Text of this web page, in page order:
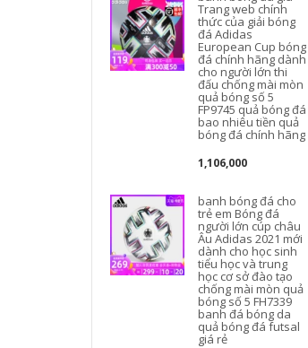
Trang web chính
thức của giải bóng
đá Adidas
European Cup bóng
đá chính hãng dành
cho người lớn thi
đấu chống mài mòn
quả bóng số 5
FP9745 quả bóng đá
bao nhiêu tiền quả
bóng đá chính hãng
1,106,000
banh bóng đá cho
trẻ em Bóng đá
người lớn cúp châu
Âu Adidas 2021 mới
dành cho học sinh
tiểu học và trung
học cơ sở đào tạo
chống mài mòn quả
bóng số 5 FH7339
banh đá bóng da
quả bóng đá futsal
giá rẻ